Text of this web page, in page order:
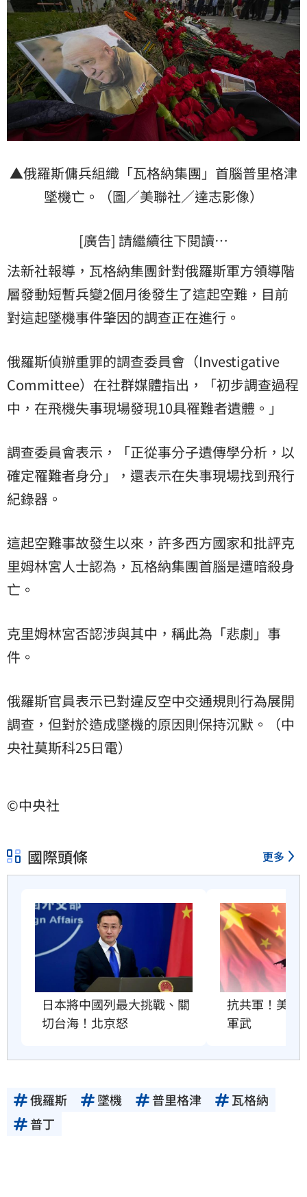
▲俄羅斯傭兵組織「瓦格納集團」首腦普里格津
墜機亡。（圖／美聯社／達志影像）
[廣告] 請繼續往下閱讀…
法新社報導，瓦格納集團針對俄羅斯軍方領導階
層發動短暫兵變2個月後發生了這起空難，目前
對這起墜機事件肇因的調查正在進行。
俄羅斯偵辦重罪的調查委員會（Investigative
Committee）在社群媒體指出，「初步調查過程
中，在飛機失事現場發現10具罹難者遺體。」
調查委員會表示，「正從事分子遺傳學分析，以
確定罹難者身分」，還表示在失事現場找到飛行
紀錄器。
這起空難事故發生以來，許多西方國家和批評克
里姆林宮人士認為，瓦格納集團首腦是遭暗殺身
亡。
克里姆林宮否認涉與其中，稱此為「悲劇」事
件。
俄羅斯官員表示已對違反空中交通規則行為展開
調查，但對於造成墜機的原因則保持沉默。（中
央社莫斯科25日電）
©中央社
國際頭條 更多
日本將中國列最大挑戰、關
切台海！北京怒
抗共軍！美國
軍武
俄羅斯 墜機 普里格津
瓦格納
普丁